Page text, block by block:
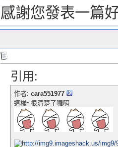
感謝您發表一篇
引用:
作者: cara551977
這樣~很清楚了囉唷